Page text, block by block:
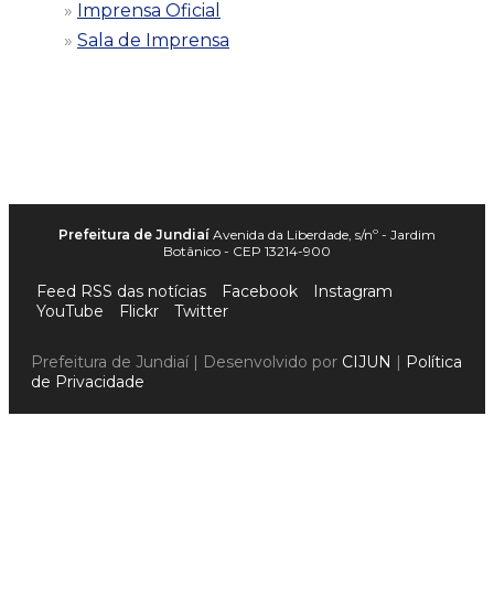
Imprensa Oficial
Sala de Imprensa
Prefeitura de Jundiaí Avenida da Liberdade, s/nº - Jardim
Botânico - CEP 13214-900
Feed RSS das notícias Facebook
Instagram
YouTube
Flickr Twitter
Prefeitura de Jundiaí | Desenvolvido por CIJUN | Política
de Privacidade